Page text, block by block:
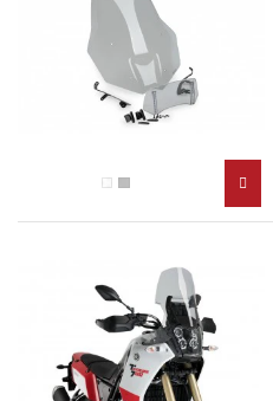
Przezroczysty (W)
Lekko przyciemniany (H)